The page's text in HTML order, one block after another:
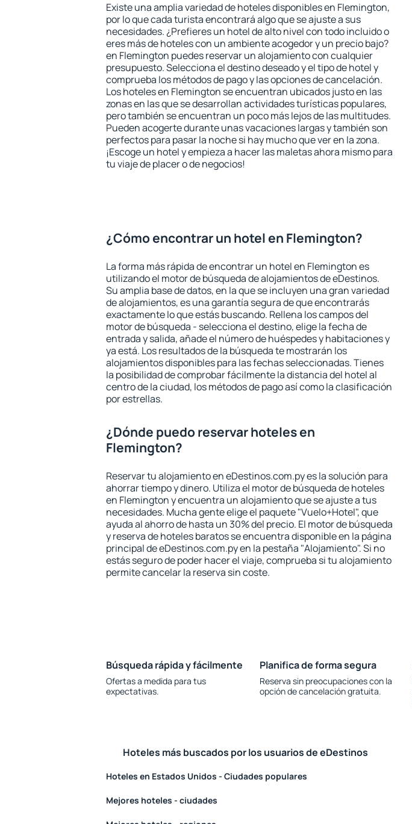
Existe una amplia variedad de hoteles disponibles en Flemington,
por lo que cada turista encontrará algo que se ajuste a sus
necesidades. ¿Prefieres un hotel de alto nivel con todo incluido o
eres más de hoteles con un ambiente acogedor y un precio bajo?
en Flemington puedes reservar un alojamiento con cualquier
presupuesto. Selecciona el destino deseado y el tipo de hotel y
comprueba los métodos de pago y las opciones de cancelación.
Los hoteles en Flemington se encuentran ubicados justo en las
zonas en las que se desarrollan actividades turísticas populares,
pero también se encuentran un poco más lejos de las multitudes.
Pueden acogerte durante unas vacaciones largas y también son
perfectos para pasar la noche si hay mucho que ver en la zona.
¡Escoge un hotel y empieza a hacer las maletas ahora mismo para
tu viaje de placer o de negocios!
¿Cómo encontrar un hotel en Flemington?
La forma más rápida de encontrar un hotel en Flemington es
utilizando el motor de búsqueda de alojamientos de eDestinos.
Su amplia base de datos, en la que se incluyen una gran variedad
de alojamientos, es una garantía segura de que encontrarás
exactamente lo que estás buscando. Rellena los campos del
motor de búsqueda - selecciona el destino, elige la fecha de
entrada y salida, añade el número de huéspedes y habitaciones y
ya está. Los resultados de la búsqueda te mostrarán los
alojamientos disponibles para las fechas seleccionadas. Tienes
la posibilidad de comprobar fácilmente la distancia del hotel al
centro de la ciudad, los métodos de pago así como la clasificación
por estrellas.
¿Dónde puedo reservar hoteles en
Flemington?
Reservar tu alojamiento en eDestinos.com.py es la solución para
ahorrar tiempo y dinero. Utiliza el motor de búsqueda de hoteles
en Flemington y encuentra un alojamiento que se ajuste a tus
necesidades. Mucha gente elige el paquete "Vuelo+Hotel", que
ayuda al ahorro de hasta un 30% del precio. El motor de búsqueda
y reserva de hoteles baratos se encuentra disponible en la página
principal de eDestinos.com.py en la pestaña "Alojamiento". Si no
estás seguro de poder hacer el viaje, comprueba si tu alojamiento
permite cancelar la reserva sin coste.
Búsqueda rápida y fácilmente
Ofertas a medida para tus
expectativas.
Planifica de forma segura
Reserva sin preocupaciones con la
opción de cancelación gratuita.
Hoteles más buscados por los usuarios de eDestinos
Hoteles en Estados Unidos - Ciudades populares
Mejores hoteles - ciudades